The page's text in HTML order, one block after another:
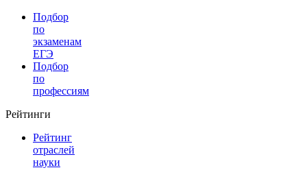
Подбор
по
экзаменам
ЕГЭ
Подбор
по
профессиям
Рейтинги
Рейтинг
отраслей
науки